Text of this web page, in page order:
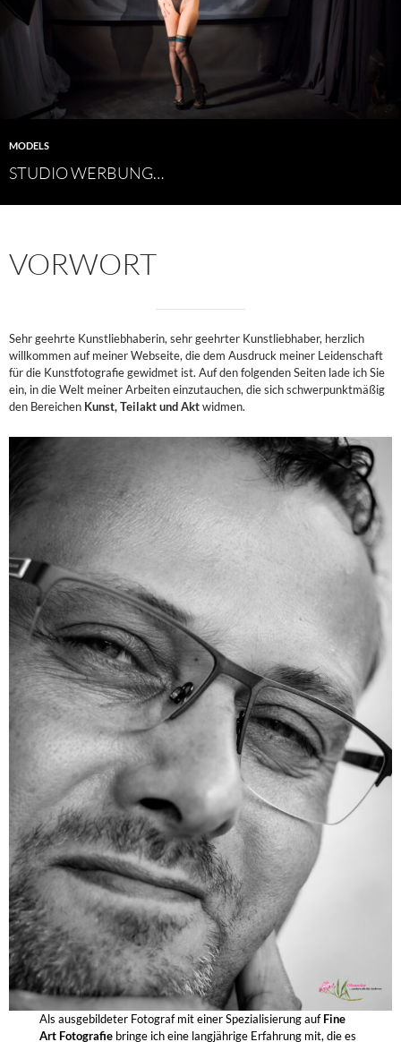
MODELS
STUDIO WERBUNG…
VORWORT
Sehr geehrte Kunstliebhaberin, sehr geehrter Kunstliebhaber, herzlich
willkommen auf meiner Webseite, die dem Ausdruck meiner Leidenschaft
für die Kunstfotografie gewidmet ist. Auf den folgenden Seiten lade ich Sie
ein, in die Welt meiner Arbeiten einzutauchen, die sich schwerpunktmäßig
den Bereichen Kunst, Teilakt und Aktwidmen.
Als ausgebildeter Fotograf mit einer Spezialisierung aufFine
Art Fotografie bringe ich eine langjährige Erfahrung mit, die es